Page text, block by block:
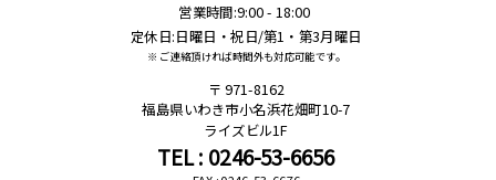
営業時間:9:00 - 18:00
定休日:日曜日・祝日/第1・第3月曜日
※ ご連絡頂ければ時間外も対応可能です。
971-8162
福島県いわき市小名浜花畑町10-7
ライズビル1F
TEL : 0246-53-6656